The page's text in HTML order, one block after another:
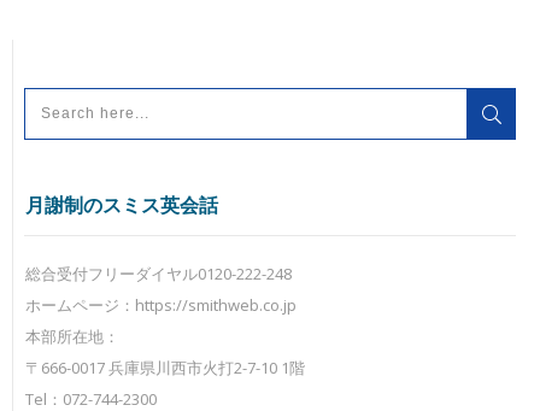
月謝制のスミス英会話
総合受付フリーダイヤル0120-222-248
ホームページ：https://smithweb.co.jp
本部所在地：
〒666-0017 兵庫県川西市火打2-7-10 1階
Tel：072-744-2300